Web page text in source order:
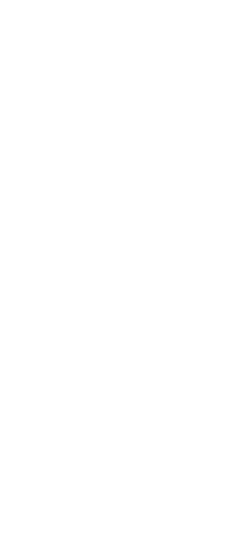
Se si vuole rimanere sul
versante sinistro, con la
Blenio e la parte
pietra ha marcato
rappresenta il più